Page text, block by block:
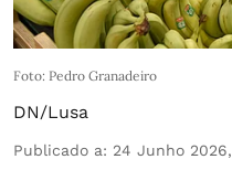
Foto: Pedro Granadeiro
DN/Lusa
Publicado a: 24 Junho 2026,